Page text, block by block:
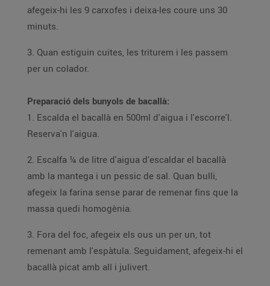
afegeix-hi les 9 carxofes i deixa-les coure uns 30
minuts.
3. Quan estiguin cuites, les triturem i les passem
per un colador.
Preparació dels bunyols de bacallà:
1. Escalda el bacallà en 500ml d'aigua i l'escorre'l.
Reserva'n l'aigua.
2. Escalfa ¼ de litre d'aigua d'escaldar el bacallà
amb la mantega i un pessic de sal. Quan bulli,
afegeix la farina sense parar de remenar fins que la
massa quedi homogènia.
3. Fora del foc, afegeix els ous un per un, tot
remenant amb l'espàtula. Seguidament, afegeix-hi el
bacallà picat amb all i julivert.